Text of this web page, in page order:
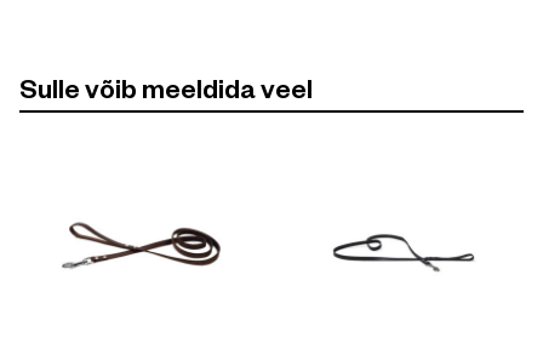
Sulle võib meeldida veel